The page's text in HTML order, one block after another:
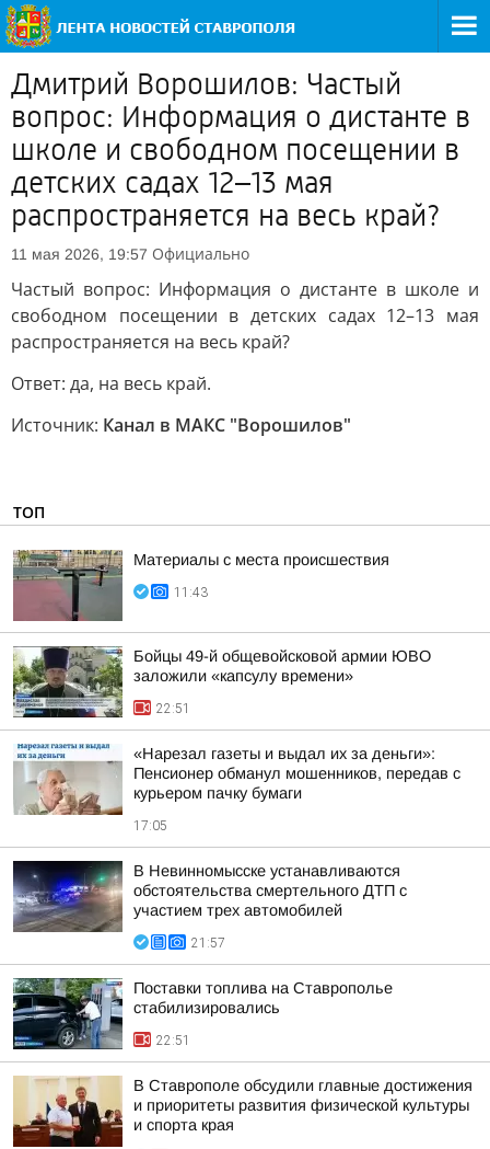
Дмитрий Ворошилов: Частый
вопрос: Информация о дистанте в
школе и свободном посещении в
детских садах 12–13 мая
распространяется на весь край?
11 мая 2026, 19:57 Официально
Частый вопрос: Информация о дистанте в школе и
свободном посещении в детских садах 12–13 мая
распространяется на весь край?
Ответ: да, на весь край.
Источник: Канал в МАКС "Ворошилов"
ТОП
Материалы с места происшествия
11:43
Бойцы 49-й общевойсковой армии ЮВО
заложили «капсулу времени»
22:51
«Нарезал газеты и выдал их за деньги»:
Пенсионер обманул мошенников, передав с
курьером пачку бумаги
17:05
В Невинномысске устанавливаются
обстоятельства смертельного ДТП с
участием трех автомобилей
21:57
Поставки топлива на Ставрополье
стабилизировались
22:51
В Ставрополе обсудили главные достижения
и приоритеты развития физической культуры
и спорта края